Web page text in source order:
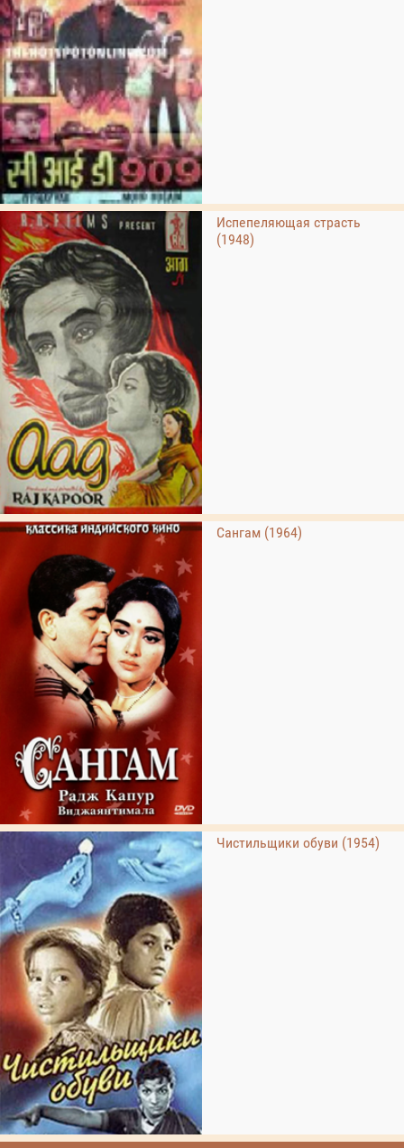
Испепеляющая страсть
(1948)
Сангам (1964)
Чистильщики обуви (1954)